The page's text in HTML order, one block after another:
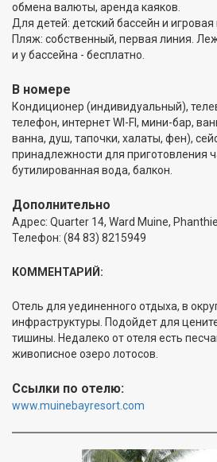
обмена валюты, аренда каяков.
Для детей: детский бассейн и
Пляж: собственный, первая линия.
и у бассейна - бесплатно.
В номере
Кондиционер (индивидуальный),
телефон, интернет WI-FI, мини-бар,
ванна, душ, тапочки, халаты, фен),
принадлежности для приготовления
бутилированная вода, балкон.
Дополнительно
Адрес: Quarter 14, Ward Muine,
Телефон: (84 83) 8215949
КОММЕНТАРИЙ:
Отель для уединенного отдыха, в
инфраструктуры. Подойдет для
тишины. Недалеко от отеля есть
живописное озеро лотосов.
Ссылки по отелю:
www.muinebayresort.com